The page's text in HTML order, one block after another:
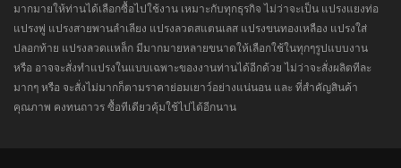
มากมายให้ท่านได้เลือกซื้อไปใช้งาน เหมาะกับทุกธุรกิจ ไม่ว่าจะเป็น แปรงแยงท่อ
แปรงพู่ แปรงสายพานลำเลียง แปรงลวดสแตนเลส แปรงขนทองเหลือง แปรงใส่
ปลอกท้าย แปรงลวดเเหล็ก มีมากมายหลายขนาดให้เลือกใช้ในทุกๆรูปแบบงาน
หรือ อาจจะสั่งทำแปรงในแบบเฉพาะของงานท่านได้อีกด้วย ไม่ว่าจะสั่งผลิตทีละ
มากๆ หรือ จะสั่งไม่มากก็ตามราคาย่อมเยาว์อย่างแน่นอน และ ที่สำคัญสินค้า
คุณภาพ คงทนถาวร ซื้อทีเดียวคุ้มใช้ไปได้อีกนาน